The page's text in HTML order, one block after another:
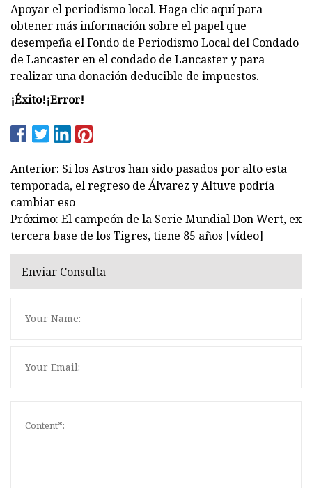
Apoyar el periodismo local. Haga clic aquí para
obtener más información sobre el papel que
desempeña el Fondo de Periodismo Local del Condado
de Lancaster en el condado de Lancaster y para
realizar una donación deducible de impuestos.
¡Éxito!¡Error!
Anterior: Si los Astros han sido pasados ​​por alto esta
temporada, el regreso de Álvarez y Altuve podría
cambiar eso
Próximo: El campeón de la Serie Mundial Don Wert, ex
tercera base de los Tigres, tiene 85 años [vídeo]
Enviar Consulta